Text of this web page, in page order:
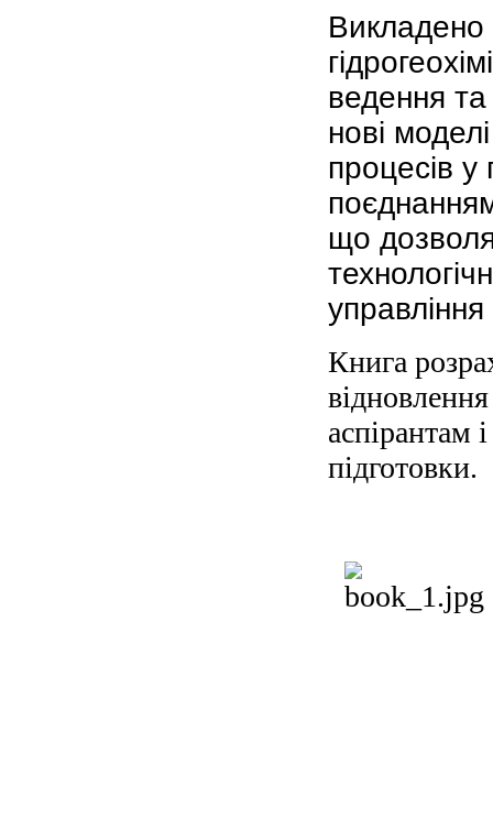
Викладено
ведення та
нові
процесів
що
Книга
аспірантам
підготовки.